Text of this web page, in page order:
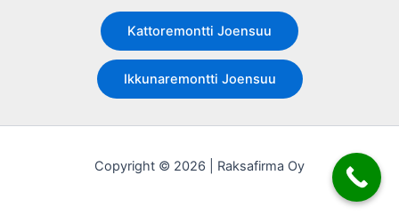
Kattoremontti Joensuu
Ikkunaremontti Joensuu
Copyright © 2026 | Raksafirma Oy